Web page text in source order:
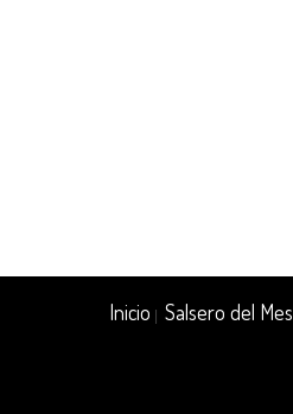
Inicio |Salsero del Mes